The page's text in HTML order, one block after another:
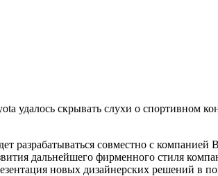
удалось скрывать слухи о спортивном
разрабатываться совместно с
дальнейшего фирменного стиля
новых дизайнерских решений в